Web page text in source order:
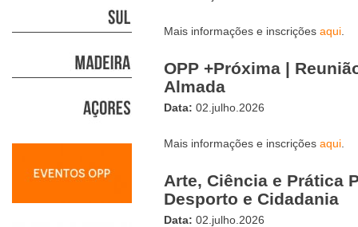
Mais informações e inscrições aqui
OPP +Próxima |
Almada
Data: 02.julho.2026
Mais informações e inscrições aqui
Arte, Ciência e Prática
Desporto e Cidadania
Data: 02.julho.2026